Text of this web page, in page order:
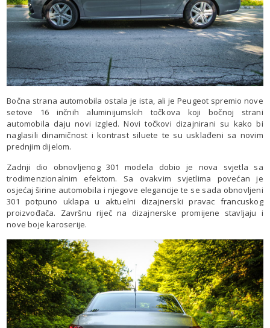
Bočna strana automobila ostala je ista, ali je Peugeot spremio nove
setove 16 inčnih aluminijumskih točkova koji bočnoj strani
automobila daju novi izgled. Novi točkovi dizajnirani su kako bi
naglasili dinamičnost i kontrast siluete te su usklađeni sa novim
prednjim dijelom.
Zadnji dio obnovljenog 301 modela dobio je nova svjetla sa
trodimenzionalnim efektom. Sa ovakvim svjetlima povećan je
osjećaj širine automobila i njegove elegancije te se sada obnovljeni
301 potpuno uklapa u aktuelni dizajnerski pravac francuskog
proizvođača. Završnu riječ na dizajnerske promijene stavljaju i
nove boje karoserije.